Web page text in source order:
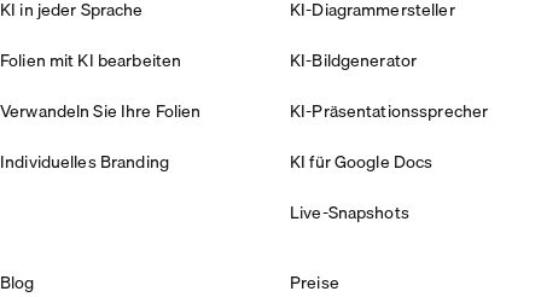
KI in jeder Sprache
Folien mit KI bearbeiten
Verwandeln Sie Ihre Folien
Individuelles Branding
KI-Diagrammersteller
KI-Bildgenerator
KI-Präsentationssprecher
KI für Google Docs
Live-Snapshots
Blog
Preise